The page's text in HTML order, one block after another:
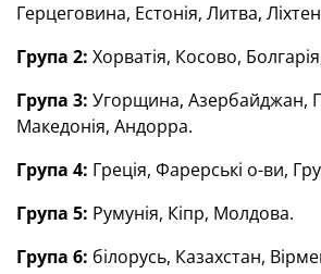
Герцеговина, Естонія, Литва,
Група 2: Хорватія, Косово,
Група 3: Угорщина, Азербайджан,
Македонія, Андорра.
Група 4: Греція, Фарерські о-ви,
Група 5: Румунія, Кіпр, Молдова.
Група 6: білорусь, Казахстан,